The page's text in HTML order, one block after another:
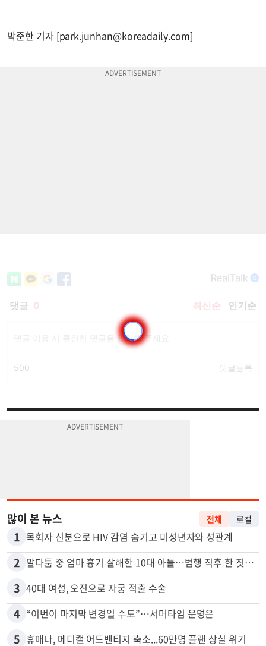
박준한 기자 [park.junhan@koreadaily.com]
많이 본 뉴스
1 목회자 신분으로 HIV 감염 숨기고 미성년자와 성관계
2
3 40대 여성, 오진으로 자궁 적출 수술
4 “이번이 마지막 변경일 수도”…서머타임 운명은